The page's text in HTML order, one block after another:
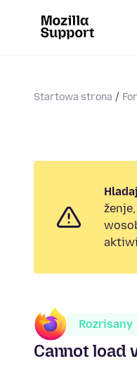
Startowa strona
Rozrisany
Cannot load